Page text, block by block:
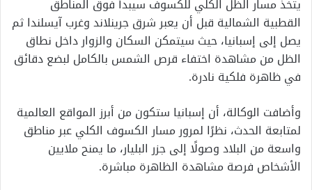
يتخذ مسار الظل الكلي للكسوف سيبدأ فوق المناطق
القطبية الشمالية قبل أن يعبر شرق جرينلاند وغرب آيسلندا ثم
يصل إلى إسبانيا، حيث سيتمكن السكان والزوار داخل نطاق
الظل من مشاهدة اختفاء قرص الشمس بالكامل لبضع دقائق
في ظاهرة فلكية نادرة.
وأضافت الوكالة، أن إسبانيا ستكون من أبرز المواقع العالمية
لمتابعة الحدث، نظرًا لمرور مسار الكسوف الكلي عبر مناطق
واسعة من البلاد وصولًا إلى جزر البليار، ما يمنح ملايين
الأشخاص فرصة مشاهدة الظاهرة مباشرة.